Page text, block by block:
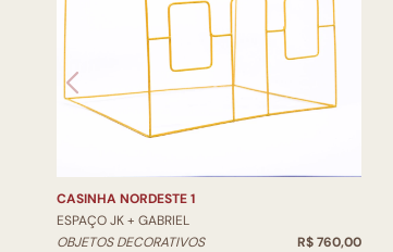
CASINHA NORDESTE 1
ESPAÇO JK + GABRIEL
OBJETOS DECORATIVOS
R$ 760,00